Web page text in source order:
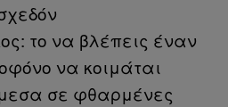
το να βλέπεις έναν
να κοιμάται
σε φθαρμένες